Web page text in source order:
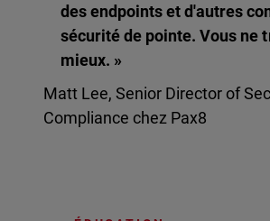
des endpoints et d'autres
sécurité de pointe. Vous ne
mieux. »
Matt Lee, Senior Director of
Compliance chez Pax8